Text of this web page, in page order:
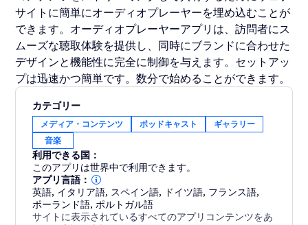
サイトに簡単にオーディオプレーヤーを埋め込むことが
できます。オーディオプレーヤーアプリは、訪問者にス
ムーズな聴取体験を提供し、同時にブランドに合わせた
デザインと機能性に完全に制御を与えます。セットアッ
プは迅速かつ簡単です。数分で始めることができます。
カテゴリー
メディア・コンテンツ ポッドキャスト
ギャラリー
音楽
利用できる国：
このアプリは世界中で利用できます。
アプリ言語：
英語, イタリア語, スペイン語, ドイツ語, フランス語,
ポーランド語, ポルトガル語
サイトに表示されているすべてのアプリコンテンツをあ